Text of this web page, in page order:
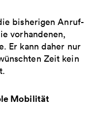
bisherigen Anruf-
vorhandenen,
Er kann daher nur
Zeit kein
Mobilität